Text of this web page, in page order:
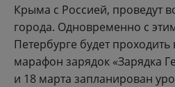
Крыма с Россией, проведут
города. Одновременно с
Петербурге будет проходить
марафон зарядок «Зарядка
и 18 марта запланирован